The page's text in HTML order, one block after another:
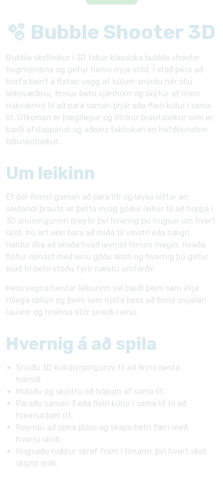
🫧 Bubble Shooter 3D
Bubble skotleikur í 3D tekur klassíska bubble shooter
hugmyndina og gefur henni nýja vídd. Í stað þess að
horfa beint á flatan vegg af kúlum snýrðu hér öllu
leiksvæðinu, finnur betri sjónhorn og skýtur af meiri
nákvæmni til að para saman þrjár eða fleiri kúlur í sama
lit. Útkoman er þægilegur og litríkur þrautaleikur sem er
bæði afslappandi og aðeins taktískari en hefðbundinn
bóluskotleikur.
Um leikinn
Ef þér finnst gaman að para liti og leysa léttar en
seiðandi þrautir er þetta mjög góður leikur til að hoppa í.
3D snúningurinn breytir því hvernig þú hugsar um hvert
skot. Þú ert ekki bara að miða til vinstri eða hægri,
heldur líka að skoða hvað leynist hinum megin, hvaða
flötur opnast með einu góðu skoti og hvernig þú getur
búið til betri stöðu fyrir næstu umferðir.
Þess vegna hentar leikurinn vel bæði þeim sem vilja
rólega spilun og þeim sem njóta þess að finna snjallari
lausnir og hreinsa stór svæði í einu.
Hvernig á að spila
Snúðu 3D kúluþyrpingunni til að finna besta
hornið.
Miðaðu og skjóttu að hópum af sama lit.
Paraðu saman 3 eða fleiri kúlur í sama lit til að
hreinsa þær út.
Reyndu að opna pláss og skapa betri færi með
hverju skoti.
Hugsaðu nokkur skref fram í tímann, því hvert skot
skiptir máli.